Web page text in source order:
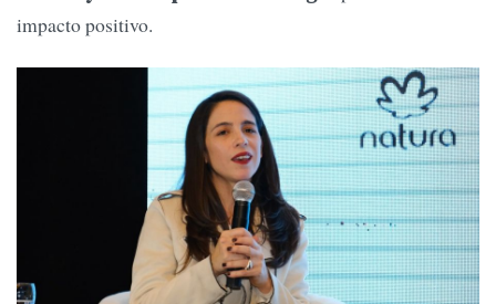
impacto positivo.